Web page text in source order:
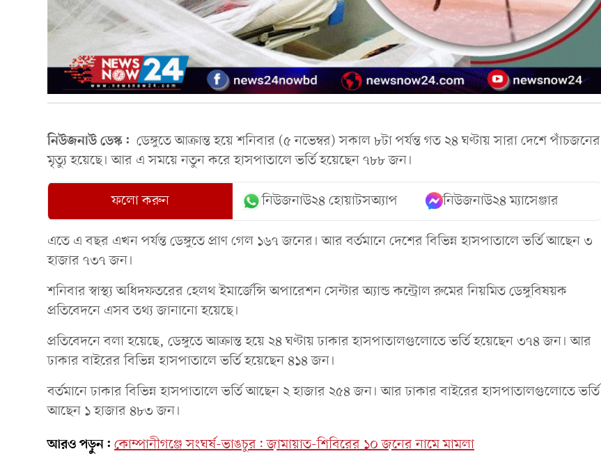
নিউজনাউ ডেস্ক: ডেঙ্গুতে আক্রান্ত হয়ে শনিবার (৫ নভেম্বর) সকাল ৮টা পর্যন্ত গত ২৪ ঘণ্টায় সারা দেশে পাঁচজনের
মৃত্যু হয়েছে। আর এ সময়ে নতুন করে হাসপাতালে ভর্তি হয়েছেন ৭৮৮ জন।
ফলো করুন নিউজনাউ২৪ হোয়াটসঅ্যাপ নিউজনাউ২৪ ম্যাসেঞ্জার
এতে এ বছর এখন পর্যন্ত ডেঙ্গুতে প্রাণ গেল ১৬৭ জনের। আর বর্তমানে দেশের বিভিন্ন হাসপাতালে ভর্তি আছেন ৩
হাজার ৭৩৭ জন।
শনিবার স্বাস্থ্য অধিদফতরের হেলথ ইমার্জেন্সি অপারেশন সেন্টার অ্যান্ড কন্ট্রোল রুমের নিয়মিত ডেঙ্গুবিষয়ক
প্রতিবেদনে এসব তথ্য জানানো হয়েছে।
প্রতিবেদনে বলা হয়েছে, ডেঙ্গুতে আক্রান্ত হয়ে ২৪ ঘণ্টায় ঢাকার হাসপাতালগুলোতে ভর্তি হয়েছেন ৩৭৪ জন। আর
ঢাকার বাইরের বিভিন্ন হাসপাতালে ভর্তি হয়েছেন ৪১৪ জন।
বর্তমানে ঢাকার বিভিন্ন হাসপাতালে ভর্তি আছেন ২ হাজার ২৫৪ জন। আর ঢাকার বাইরের হাসপাতালগুলোতে ভর্তি
আছেন ১ হাজার ৪৮৩ জন।
আরও পড়ুন: কোম্পানীগঞ্জে সংঘর্ষ-ভাঙচুর: জামায়াত-শিবিরের ১০ জনের নামে মামলা